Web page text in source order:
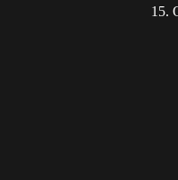
15.